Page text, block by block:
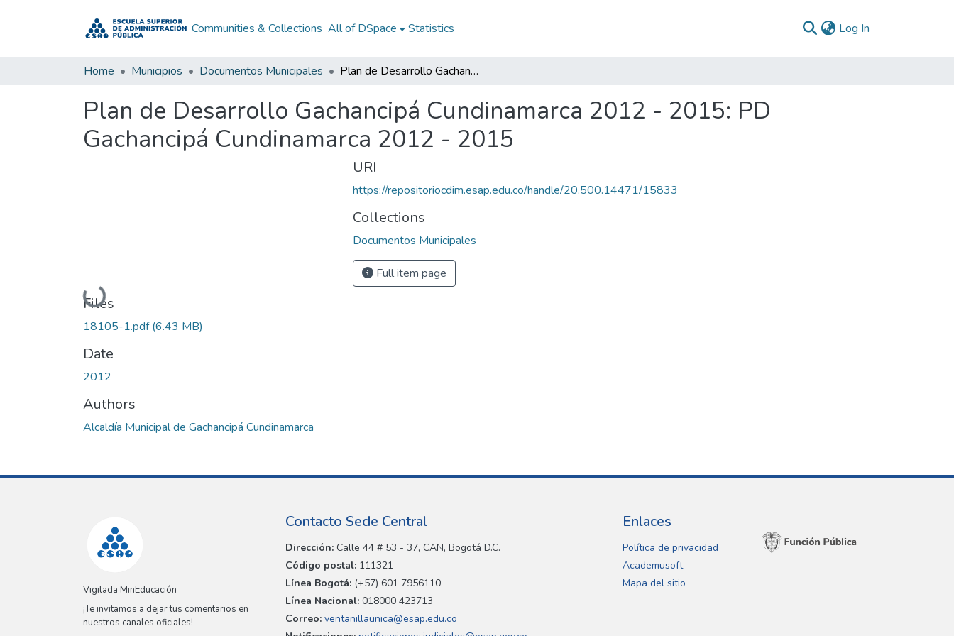
Communities & Collections All of DSpace Statistics Log In
Home Municipios Documentos Municipales Plan de Desarrollo Gachancipá Cundinamarca 2012 - 2015: PD Gachancipá Cundinamarca 2012 - 2015
Plan de Desarrollo Gachancipá Cundinamarca 2012 - 2015: PD
Gachancipá Cundinamarca 2012 - 2015
Loading...
Files
18105-1.pdf(6.43 MB)
Date
2012
Authors
Alcaldía Municipal de Gachancipá Cundinamarca
URI
https://repositoriocdim.esap.edu.co/handle/20.500.14471/15833
Collections
Documentos Municipales
Full item page
Vigilada MinEducación
¡Te invitamos a dejar tus comentarios en
nuestros canales oficiales!
Contacto Sede Central
Dirección: Calle 44 # 53 - 37, CAN, Bogotá D.C.
Código postal: 111321
Línea Bogotá: (+57) 601 7956110
Línea Nacional: 018000 423713
Correo: ventanillaunica@esap.edu.co
Enlaces
Política de privacidad
Academusoft
Mapa del sitio